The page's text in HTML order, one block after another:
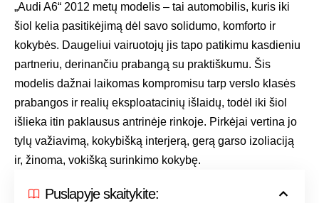
„Audi A6“ 2012 metų modelis – tai automobilis, kuris iki
šiol kelia pasitikėjimą dėl savo solidumo, komforto ir
kokybės. Daugeliui vairuotojų jis tapo patikimu kasdieniu
partneriu, derinančiu prabangą su praktiškumu. Šis
modelis dažnai laikomas kompromisu tarp verslo klasės
prabangos ir realių eksploatacinių išlaidų, todėl iki šiol
išlieka itin paklausus antrinėje rinkoje. Pirkėjai vertina jo
tylų važiavimą, kokybišką interjerą, gerą garso izoliaciją
ir, žinoma, vokišką surinkimo kokybę.
Puslapyje skaitykite: